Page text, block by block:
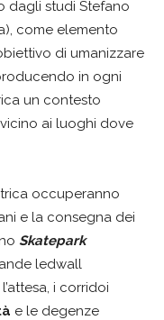
dagli studi Stefano
come elemento
di umanizzare
in ogni
un contesto
ai luoghi dove
occuperanno
e la consegna dei
Skatepark
ledwall
i corridoi
e le degenze